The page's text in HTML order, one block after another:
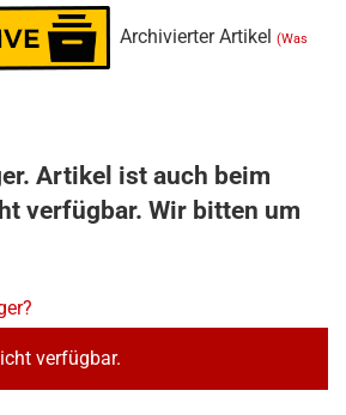
Archivierter Artikel (Was
Artikel ist auch beim
verfügbar. Wir bitten um
verfügbar.